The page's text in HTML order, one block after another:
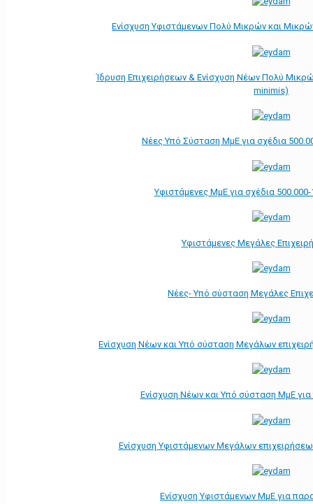
Ενίσχυση Υφιστάμενων Πολύ Μικρών και
Ίδρυση Επιχειρήσεων & Ενίσχυση Νέων Πολύ
minimis)
Νέες Υπό Σύσταση ΜμΕ για σχέδια
Υφιστάμενες ΜμΕ για σχέδια
Υφιστάμενες Μεγάλες
Νέες- Υπό σύσταση Μεγάλες
Ενίσχυση Νέων και Υπό σύσταση Μεγάλων
Ενίσχυση Νέων και Υπό σύσταση ΜμΕ
Ενίσχυση Υφιστάμενων Μεγάλων
Ενίσχυση Υφιστάμενων ΜμΕ για